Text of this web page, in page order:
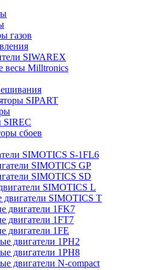
газов
SIWAREX
весы Milltronics
SIPART
сбоев
SIMOTICS S-1FL6
SIMOTICS GP
SIMOTICS SD
SIMOTICS L
SIMOTICS T
двигатели 1FK7
двигатели 1FT7
двигатели 1FE
двигатели 1PH2
двигатели 1PH8
двигатели N-compact